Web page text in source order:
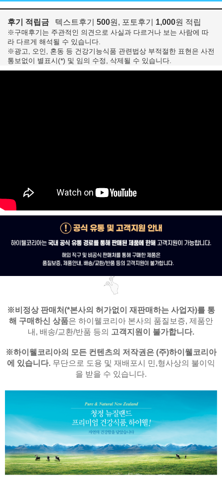
후기 적립금 텍스트후기 500원, 포토후기 1,000원 적립
※구매후기는 주관적인 의견으로 사실과 다르거나 보는 사람에 따
라 다르게 해석될 수 있습니다.
※광고, 오인, 혼동 등 건강기능식품 관련법상 부적절한 표현은 사전
통보없이 별표시(*) 및 임의 수정, 삭제될 수 있습니다.
※비정상 판매처(*본사의 허가없이 재판매하는 사업자)를 통
해 구매하신 상품은 하이웰코리아 본사의 품질보증, 제품안
내, 배송/교환/반품 등의 고객지원이 불가합니다.
※하이웰코리아의 모든 컨텐츠의 저작권은 (주)하이웰코리아
에 있습니다. 무단으로 도용 및 재배포시 민,형사상의 불이익
을 받을 수 있습니다.